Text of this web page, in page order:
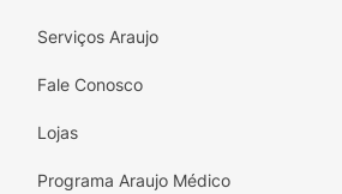
Serviços Araujo
Fale Conosco
Lojas
Programa Araujo Médico